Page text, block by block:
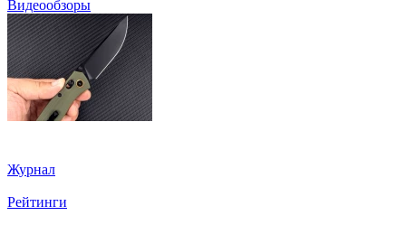
Видеообзоры
Журнал
Рейтинги